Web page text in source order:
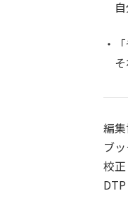
自
・
そ
編
ブ
校